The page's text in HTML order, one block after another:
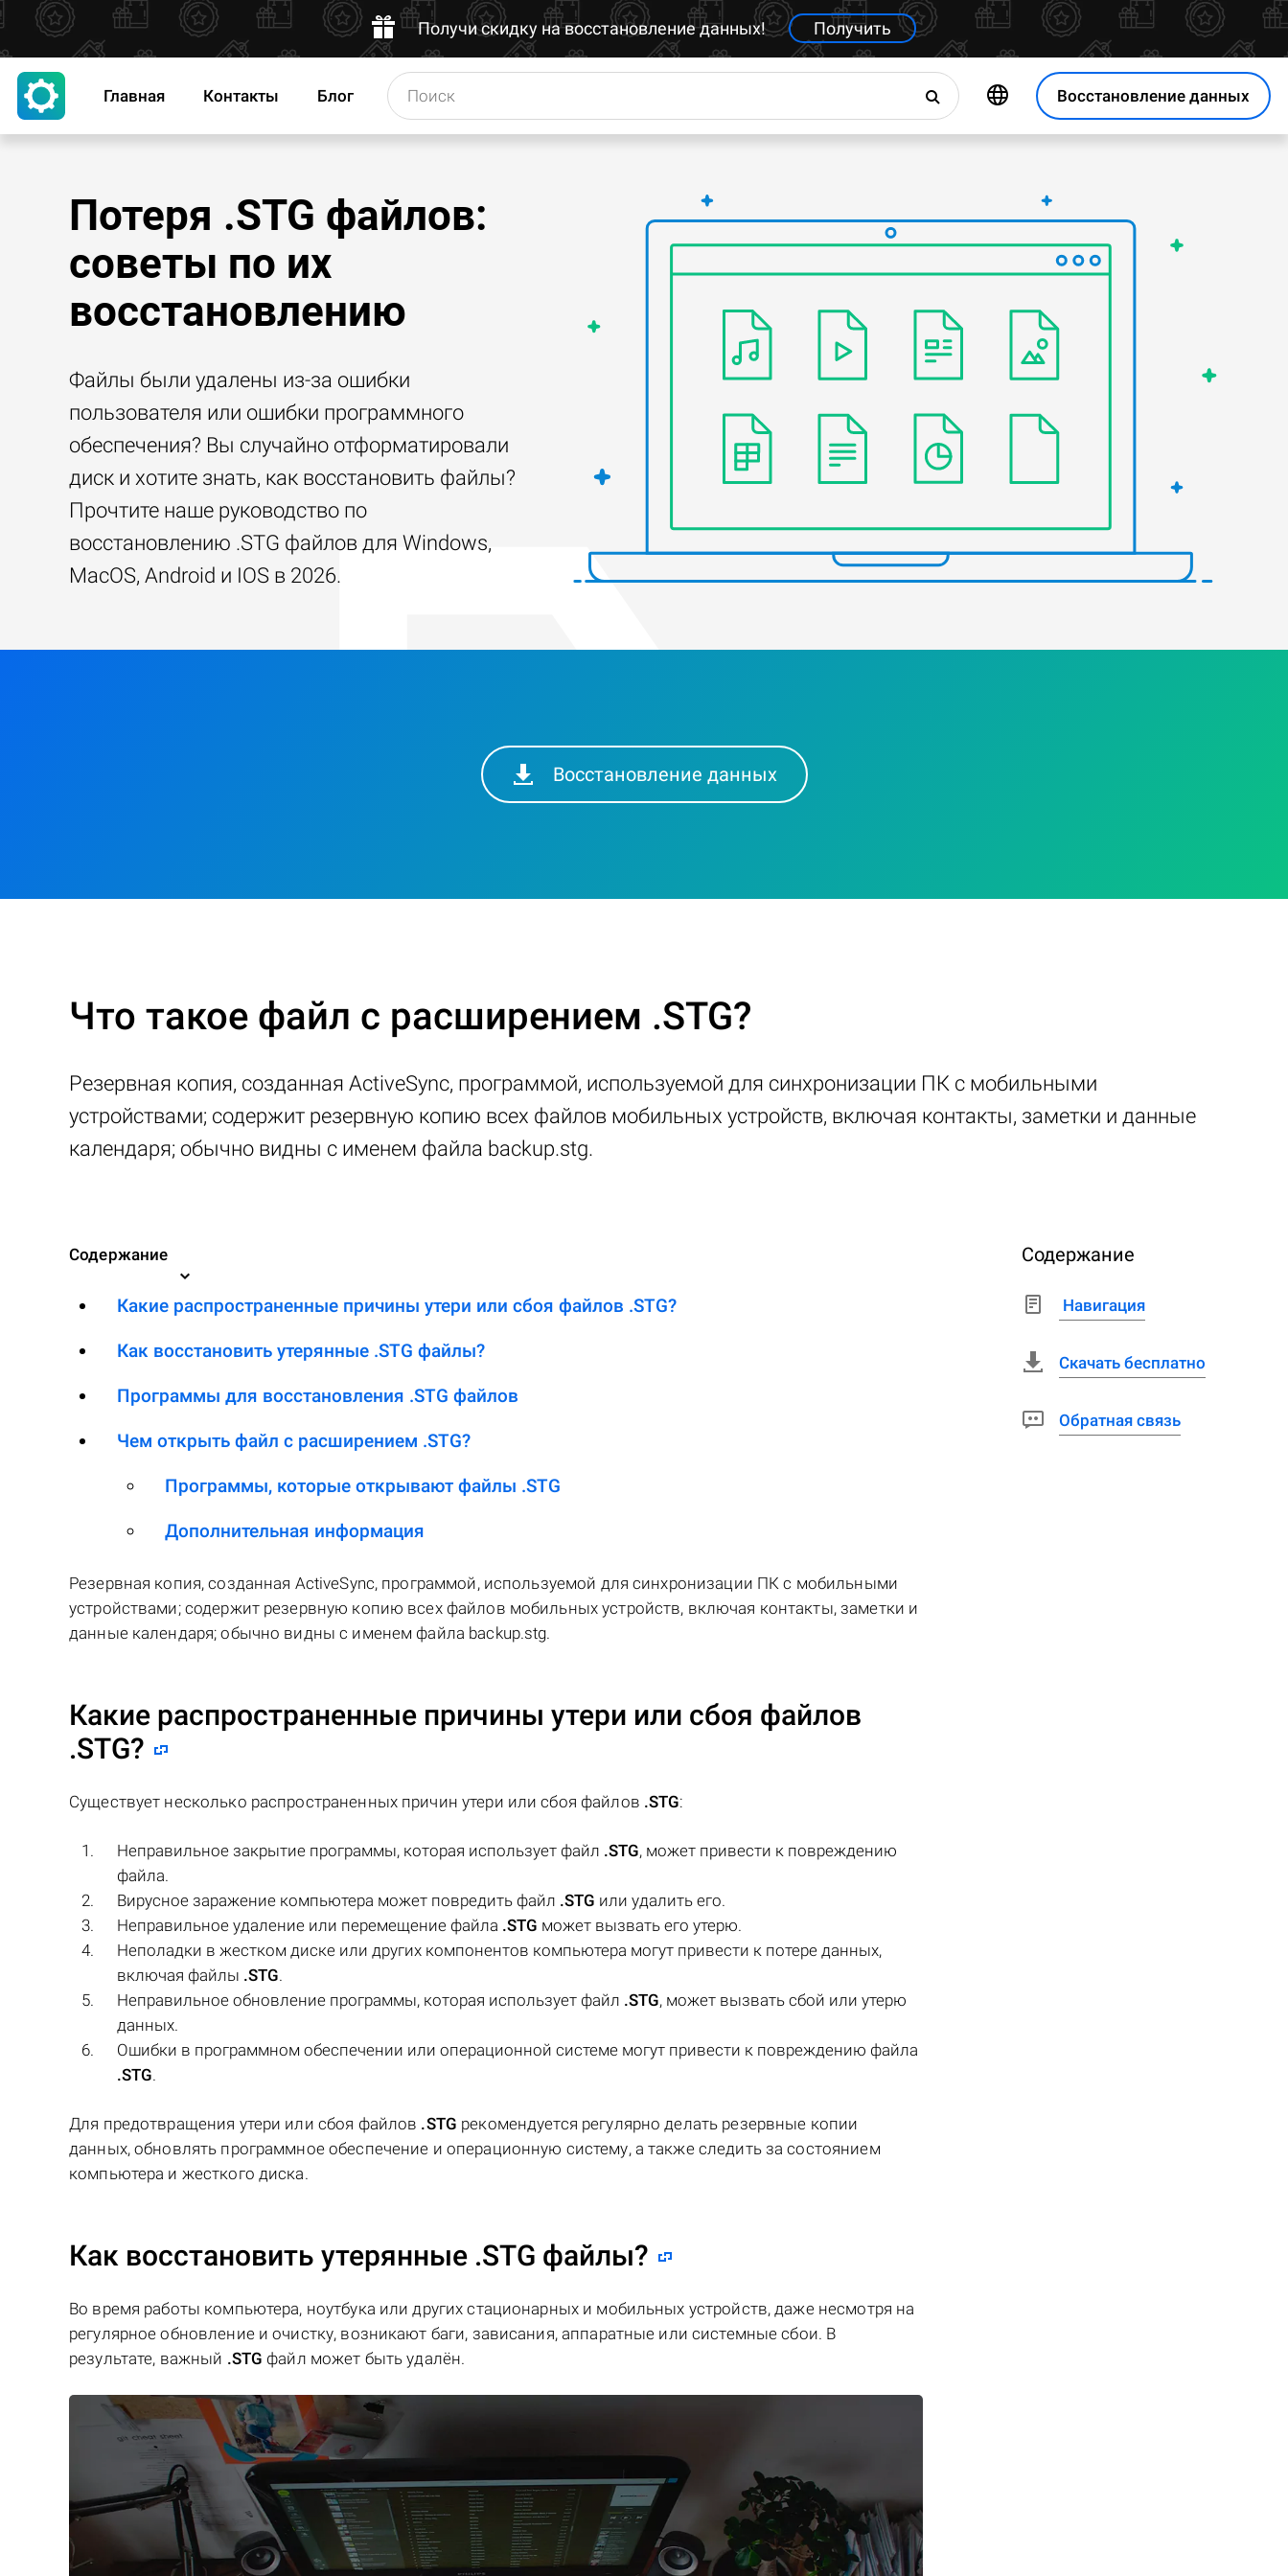
Получи скидку на восстановление данных! Получить
Восстановление данных
Главная Контакты Блог
Потеря .STG файлов:
советы по их
восстановлению
Файлы были удалены из-за ошибки
пользователя или ошибки программного
обеспечения? Вы случайно отформатировали
диск и хотите знать, как восстановить файлы?
Прочтите наше руководство по
восстановлению .STG файлов для Windows,
MacOS, Android и IOS в 2026.
Восстановление данных
Что такое файл с расширением .STG?
Резервная копия, созданная ActiveSync, программой, используемой для синхронизации ПК с мобильными
устройствами; содержит резервную копию всех файлов мобильных устройств, включая контакты, заметки и данные
календаря; обычно видны с именем файла backup.stg.
Содержание
Какие распространенные причины утери или сбоя файлов .STG?
Как восстановить утерянные .STG файлы?
Программы для восстановления .STG файлов
Чем открыть файл с расширением .STG?
Программы, которые открывают файлы .STG
Дополнительная информация
Резервная копия, созданная ActiveSync, программой, используемой для синхронизации ПК с мобильными
устройствами; содержит резервную копию всех файлов мобильных устройств, включая контакты, заметки и
данные календаря; обычно видны с именем файла backup.stg.
Какие распространенные причины утери или сбоя файлов
.STG?
Существует несколько распространенных причин утери или сбоя файлов .STG:
Неправильное закрытие программы, которая использует файл .STG, может привести к повреждению
файла.
Вирусное заражение компьютера может повредить файл .STG или удалить его.
Неправильное удаление или перемещение файла .STG может вызвать его утерю.
Неполадки в жестком диске или других компонентов компьютера могут привести к потере данных,
включая файлы .STG.
Неправильное обновление программы, которая использует файл .STG, может вызвать сбой или утерю
данных.
Ошибки в программном обеспечении или операционной системе могут привести к повреждению файла
.STG.
Для предотвращения утери или сбоя файлов .STG рекомендуется регулярно делать резервные копии
данных, обновлять программное обеспечение и операционную систему, а также следить за состоянием
компьютера и жесткого диска.
Как восстановить утерянные .STG файлы?
Во время работы компьютера, ноутбука или других стационарных и мобильных устройств, даже несмотря на
регулярное обновление и очистку, возникают баги, зависания, аппаратные или системные сбои. В
результате, важный .STG файл может быть удалён.
Содержание
Навигация
Скачать бесплатно
Обратная связь